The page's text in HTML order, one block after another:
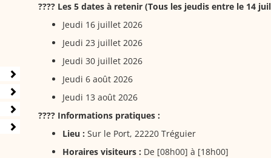
???? Les 5 dates à retenir (Tous les jeudis entre le 14
Jeudi 16 juillet 2026
Jeudi 23 juillet 2026
Jeudi 30 juillet 2026
Jeudi 6 août 2026
Jeudi 13 août 2026
???? Informations pratiques :
Lieu : Sur le Port, 22220 Tréguier
Horaires visiteurs : De [08h00] à [18h00]